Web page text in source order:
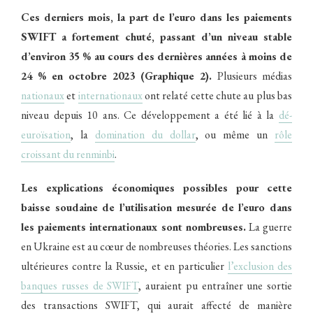
Ces derniers mois, la part de l’euro dans les paiements
SWIFT a fortement chuté, passant d’un niveau stable
d’environ 35 % au cours des dernières années à moins de
24 % en octobre 2023 (Graphique 2). Plusieurs médias
nationauxetinternationauxont relaté cette chute au plus bas
niveau depuis 10 ans. Ce développement a été lié à la dé-
euroïsation, la domination du dollar, ou même un rôle
croissant du renminbi.
Les explications économiques possibles pour cette
baisse soudaine de l’utilisation mesurée de l’euro dans
les paiements internationaux sont nombreuses.La guerre
en Ukraine est au cœur de nombreuses théories. Les sanctions
ultérieures contre la Russie, et en particulier l’exclusion des
banques russes de SWIFT, auraient pu entraîner une sortie
des transactions SWIFT, qui aurait affecté de manière